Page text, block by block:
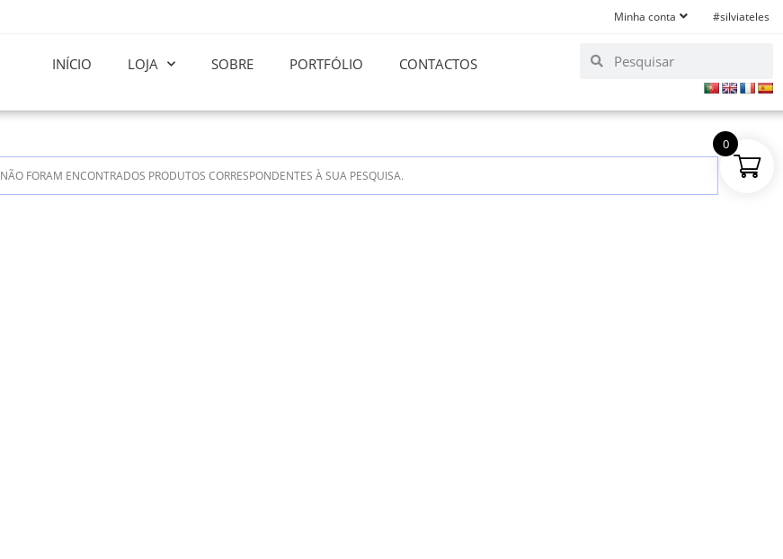
Minha conta #silviateles
INÍCIO LOJA SOBRE PORTFÓLIO CONTACTOS
NÃO FORAM ENCONTRADOS PRODUTOS CORRESPONDENTES À SUA PESQUISA.
0